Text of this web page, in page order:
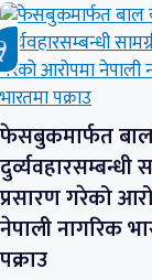
फेसबुकमार्फत
दुर्व्यवहारसम्बन्धी
प्रसारण गरेको
नेपाली नागरिक
पक्राउ